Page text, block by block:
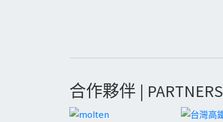
合作夥伴 | PARTNERS